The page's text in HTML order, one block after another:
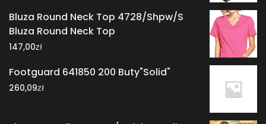
Bluza Round Neck Top 4728/Shpw/S
Bluza Round Neck Top
147,00zł
Footguard 641850 200 Buty"Solid"
260,09zł